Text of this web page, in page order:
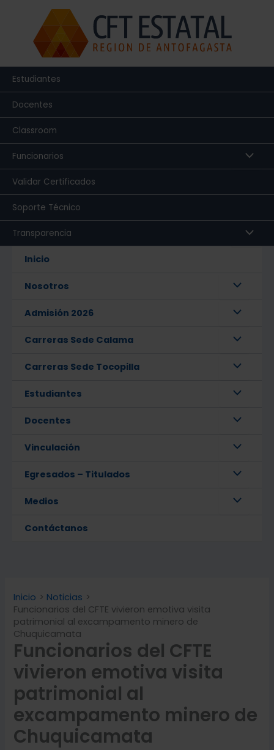
contenido
Estudiantes
Docentes
Classroom
Funcionarios
Validar Certificados
Soporte Técnico
Transparencia
Inicio
Nosotros
Admisión 2026
Carreras Sede Calama
Carreras Sede Tocopilla
Estudiantes
Docentes
Vinculación
Egresados – Titulados
Medios
Contáctanos
Inicio
Noticias
Funcionarios del CFTE vivieron emotiva visita
patrimonial al excampamento minero de
Chuquicamata
Funcionarios del CFTE
vivieron emotiva visita
patrimonial al
excampamento minero de
Chuquicamata